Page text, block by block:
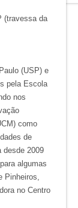
(travessa da
(USP) e
pela Escola
nos
como
de
desde 2009
algumas
Pinheiros,
no Centro